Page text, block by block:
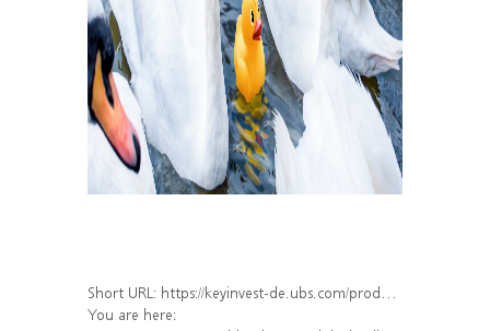
Short URL: https://keyinvest-de.ubs.com/produkt/detail/index/isin/DE000WA5U8Y2
You are here: